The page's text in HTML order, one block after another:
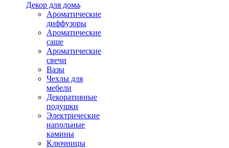
Декор для дома
Ароматические
диффузоры
Ароматические
саше
Ароматические
свечи
Вазы
Чехлы для
мебели
Декоративные
подушки
Электрические
напольные
камины
Ключницы